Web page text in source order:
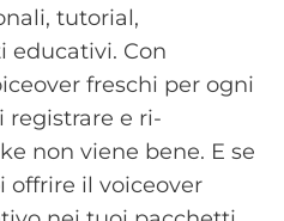
tutorial,
educativi. Con
freschi per ogni
registrare e ri-
non viene bene. E se
offrire il voiceover